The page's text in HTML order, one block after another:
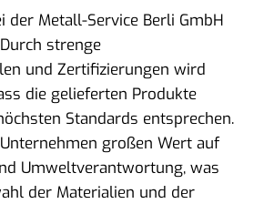
der Metall-Service Berli GmbH
strenge
und Zertifizierungen wird
die gelieferten Produkte
Standards entsprechen.
großen Wert auf
Umweltverantwortung, was
der Materialien und der